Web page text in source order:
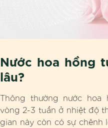
Nước hoa hồng
lâu?
Thông thường nước
vòng 2-3 tuần ở nhiệt độ
gian này còn có sự